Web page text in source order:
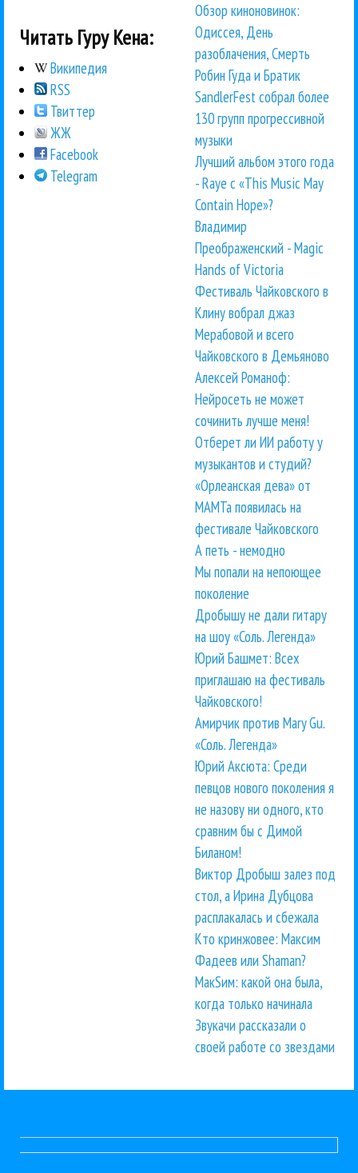
Читать Гуру Кена:
Википедия
RSS
Твиттер
ЖЖ
Facebook
Telegram
Обзор киноновинок:
Одиссея, День
разоблачения, Смерть
Робин Гуда и Братик
SandlerFest собрал более
130 групп прогрессивной
музыки
Лучший альбом этого года
- Raye с «This Music May
Contain Hope»?
Владимир
Преображенский - Magic
Hands of Victoria
Фестиваль Чайковского в
Клину вобрал джаз
Мерабовой и всего
Чайковского в Демьяново
Алексей Романоф:
Нейросеть не может
сочинить лучше меня!
Отберет ли ИИ работу у
музыкантов и студий?
«Орлеанская дева» от
МАМТа появилась на
фестивале Чайковского
А петь - немодно
Мы попали на непоющее
поколение
Дробышу не дали гитару
на шоу «Соль. Легенда»
Юрий Башмет: Всех
приглашаю на фестиваль
Чайковского!
Амирчик против Mary Gu.
«Соль. Легенда»
Юрий Аксюта: Среди
певцов нового поколения я
не назову ни одного, кто
сравним бы с Димой
Биланом!
Виктор Дробыш залез под
стол, а Ирина Дубцова
расплакалась и сбежала
Кто кринжовее: Максим
Фадеев или Shaman?
МакSим: какой она была,
когда только начинала
Звукачи рассказали о
своей работе со звездами